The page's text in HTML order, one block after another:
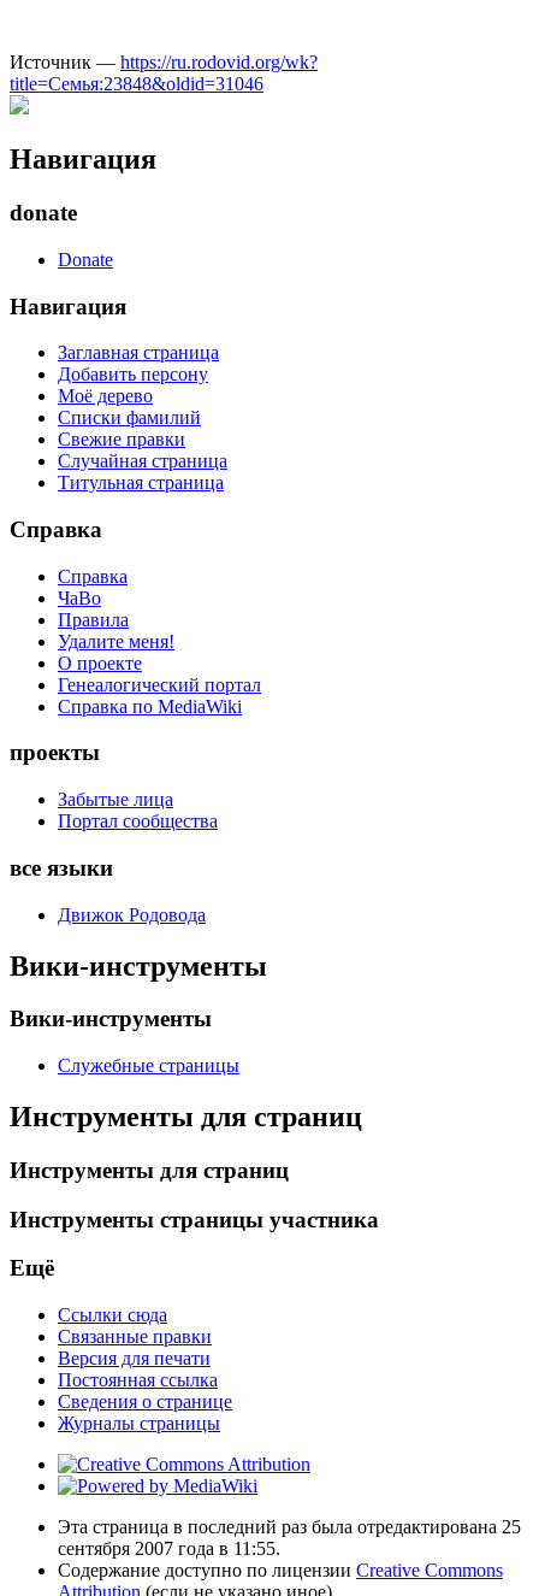
Источник — https://ru.rodovid.org/wk?
title=Семья:23848&oldid=31046
Навигация
donate
Donate
Навигация
Заглавная страница
Добавить персону
Моё дерево
Списки фамилий
Свежие правки
Случайная страница
Титульная страница
Справка
Справка
ЧаВо
Правила
Удалите меня!
О проекте
Генеалогический портал
Справка по MediaWiki
проекты
Забытые лица
Портал сообщества
все языки
Движок Родовода
Вики-инструменты
Вики-инструменты
Служебные страницы
Инструменты для страниц
Инструменты для страниц
Инструменты страницы участника
Ещё
Ссылки сюда
Связанные правки
Версия для печати
Постоянная ссылка
Сведения о странице
Журналы страницы
Эта страница в последний раз была отредактирована 25
сентября 2007 года в 11:55.
Содержание доступно по лицензии Creative Commons